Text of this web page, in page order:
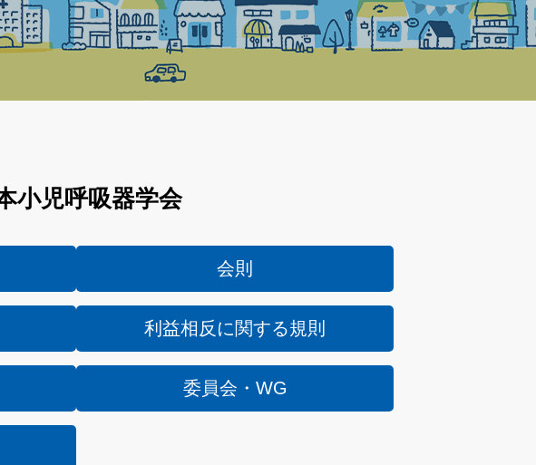
小児呼吸器学会
会則
利益相反に関する規則
委員会・WG